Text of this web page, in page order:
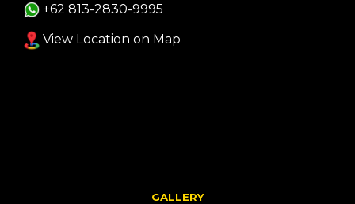
+62 813-2830-9995
View Location on Map
GALLERY